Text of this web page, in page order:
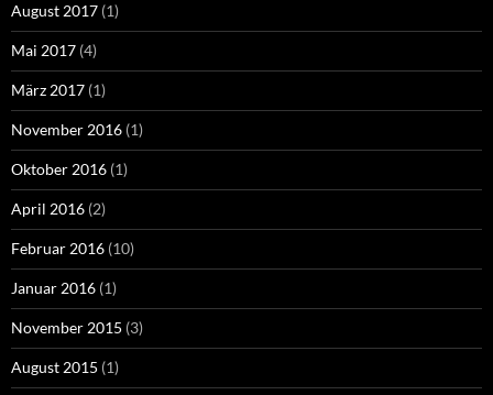
August 2017 (1)
Mai 2017 (4)
März 2017 (1)
November 2016 (1)
Oktober 2016 (1)
April 2016 (2)
Februar 2016 (10)
Januar 2016 (1)
November 2015 (3)
August 2015 (1)